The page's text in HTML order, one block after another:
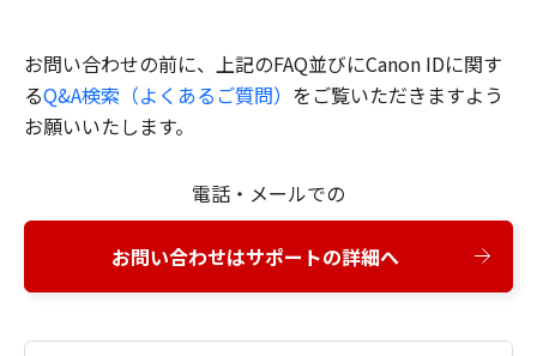
お問い合わせの前に、上記のFAQ並びにCanon IDに関す
るQ&A検索（よくあるご質問） をご覧いただきますよう
お願いいたします。
電話・メールでの
お問い合わせはサポートの詳細へ